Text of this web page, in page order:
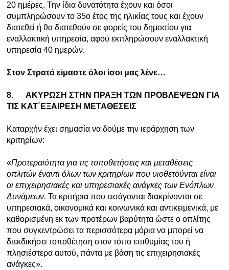
20 ημέρες. Την ίδια δυνατότητα έχουν και όσοι
συμπληρώσουν το 35ο έτος της ηλικίας τους και έχουν
διατεθεί ή θα διατεθούν σε φορείς του δημοσίου για
εναλλακτική υπηρεσία, αφού εκπληρώσουν εναλλακτική
υπηρεσία 40 ημερών.
Στον Στρατό είμαστε όλοι ίσοι μας λένε…
8.
ΑΚΥΡΩΣΗ ΣΤΗΝ ΠΡΑΞΗ ΤΩΝ ΠΡΟΒΛΕΨΕΩΝ ΓΙΑ
ΤΙΣ ΚΑΤ΄ΕΞΑΙΡΕΣΗ ΜΕΤΑΘΕΣΕΙΣ
Καταρχήν έχει σημασία να δούμε την ιεράρχηση των
κριτηρίων:
«Προτεραιότητα για τις τοποθετήσεις και μεταθέσεις
οπλιτών έναντι όλων των κριτηρίων που υιοθετούνται είναι
οι επιχειρησιακές και υπηρεσιακές ανάγκες των Ενόπλων
Δυνάμεων. Τα κριτήρια που εισάγονται διακρίνονται σε
υπηρεσιακά, οικονομικά και κοινωνικά και αντικειμενικά, με
καθορισμένη εκ των προτέρων βαρύτητα ώστε ο οπλίτης
που συγκεντρώσει τα περισσότερα μόρια να μπορεί να
διεκδικήσει τοποθέτηση στον τόπο επιθυμίας του ή
πλησιέστερα αυτού, πάντα με βάση τις επιχειρησιακές
ανάγκες».